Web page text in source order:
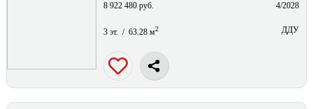
8 922 480 руб. 4/2028
3 эт. / 63.28 м2 ДДУ